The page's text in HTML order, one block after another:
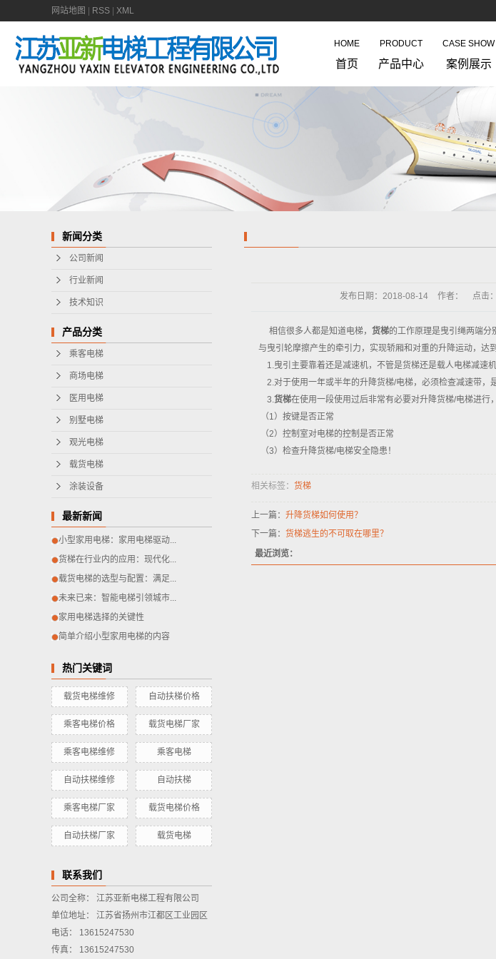
网站地图 RSS XML
HOME
首页
PRODUCT
产品中心
CASE SHOW
案例展示
新闻分类
公司新闻
行业新闻
技术知识
产品分类
乘客电梯
商场电梯
医用电梯
别墅电梯
观光电梯
载货电梯
涂装设备
最新新闻
小型家用电梯：家用电梯驱动...
货梯在行业内的应用：现代化...
载货电梯的选型与配置：满足...
未来已来：智能电梯引领城市...
家用电梯选择的关键性
简单介绍小型家用电梯的内容
热门关键词
载货电梯维修 自动扶梯价格
乘客电梯价格 载货电梯厂家
乘客电梯维修 乘客电梯
自动扶梯维修 自动扶梯
乘客电梯厂家 载货电梯价格
自动扶梯厂家 载货电梯
联系我们
公司全称： 江苏亚新电梯工程有限公司
单位地址： 江苏省扬州市江都区工业园区
电话： 13615247530
传真： 13615247530
发布日期： 2018-08-14 作者： 点击：
相信很多人都是知道电梯， 货梯的工作原理是曳引绳两端
与曳引轮摩擦产生的牵引力，实现轿厢和对重的升降运动，达
1.曳引主要靠着还是减速机，不管是货梯还是载人电梯减速
2.对于使用一年或半年的升降货梯/电梯，必须检查减速带，
3.货梯在使用一段使用过后非常有必要对升降货梯/电梯进行
（1）按键是否正常
（2）控制室对电梯的控制是否正常
（3）检查升降货梯/电梯安全隐患！
相关标签： 货梯
上一篇： 升降货梯如何使用？
下一篇： 货梯逃生的不可取在哪里？
最近浏览：